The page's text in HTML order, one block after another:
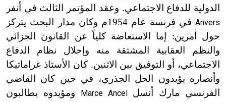
الدولية للدفاع الاجتماعي. وعقد المؤتمر الثالث في أنفر
Anvers في فرنسة عام 1954م
وكان مدار البحث يتركز
حول أمرين: إما الاستعاضة كلياً عن القانون الجزائي
والنظم العقابية المشتقة منه وإحلال نظام الدفاع
الاجتماعي، أو التوفيق بين الاثنين. كان الأستاذ غراماتيكا
وأنصاره يؤيدون الحل الجذري، في حين كان القاضي
الفرنسي مارك أنسلMarce Ancel
ومؤيدوه يطالبون